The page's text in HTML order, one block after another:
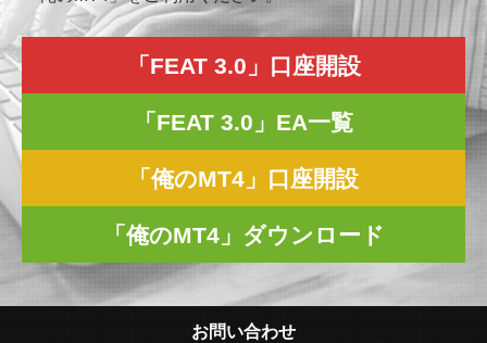
「FEAT 3.0」口座開設
「FEAT 3.0」EA一覧
「俺のMT4」口座開設
「俺のMT4」ダウンロード
お問い合わせ